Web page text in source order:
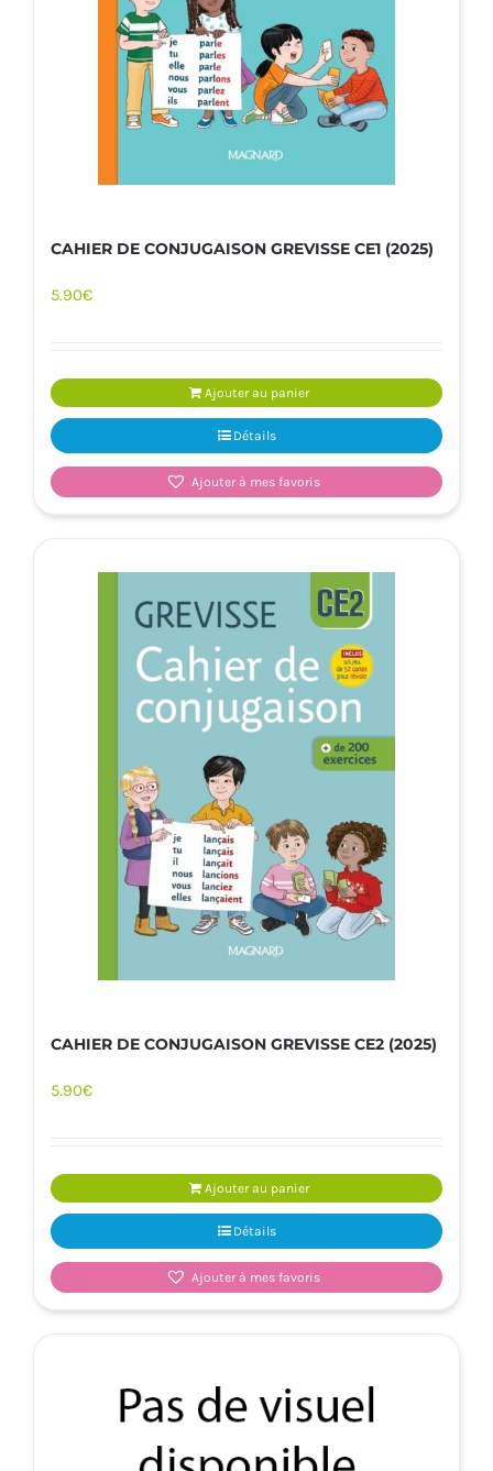
CAHIER DE CONJUGAISON GREVISSE CE1 (2025)
5.90€
Ajouter au panier
Détails
Ajouter à mes favoris
CAHIER DE CONJUGAISON GREVISSE CE2 (2025)
5.90€
Ajouter au panier
Détails
Ajouter à mes favoris